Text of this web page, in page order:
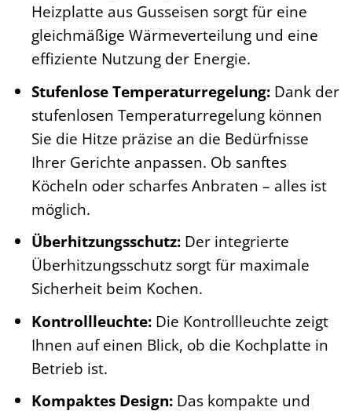
Heizplatte aus Gusseisen sorgt für eine
gleichmäßige Wärmeverteilung und eine
effiziente Nutzung der Energie.
Stufenlose Temperaturregelung:Dank der
stufenlosen Temperaturregelung können
Sie die Hitze präzise an die Bedürfnisse
Ihrer Gerichte anpassen. Ob sanftes
Köcheln oder scharfes Anbraten – alles ist
möglich.
Überhitzungsschutz:Der integrierte
Überhitzungsschutz sorgt für maximale
Sicherheit beim Kochen.
Kontrollleuchte:Die Kontrollleuchte zeigt
Ihnen auf einen Blick, ob die Kochplatte in
Betrieb ist.
Kompaktes Design:Das kompakte und